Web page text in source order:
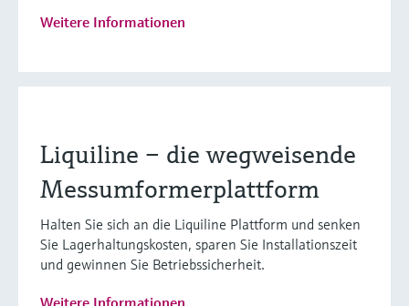
Weitere Informationen
Liquiline – die wegweisende
Messumformerplattform
Halten Sie sich an die Liquiline Plattform und senken
Sie Lagerhaltungskosten, sparen Sie Installationszeit
und gewinnen Sie Betriebssicherheit.